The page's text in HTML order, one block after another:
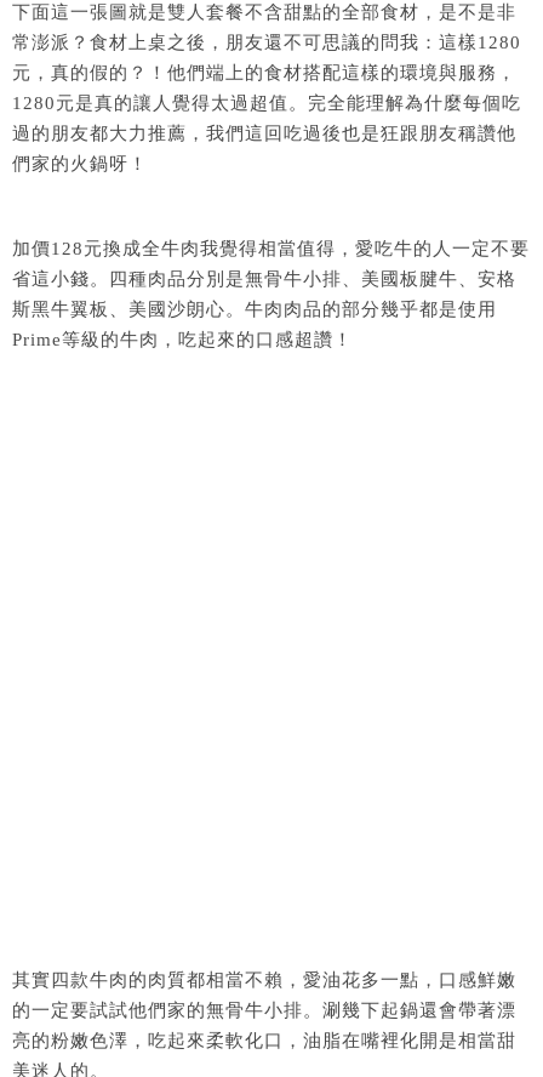
下面這一張圖就是雙人套餐不含甜點的全部食材，是不是非
常澎派？食材上桌之後，朋友還不可思議的問我：這樣1280
元，真的假的？！他們端上的食材搭配這樣的環境與服務，
1280元是真的讓人覺得太過超值。完全能理解為什麼每個吃
過的朋友都大力推薦，我們這回吃過後也是狂跟朋友稱讚他
們家的火鍋呀！
加價128元換成全牛肉我覺得相當值得，愛吃牛的人一定不要
省這小錢。四種肉品分別是無骨牛小排、美國板腱牛、安格
斯黑牛翼板、美國沙朗心。牛肉肉品的部分幾乎都是使用
Prime等級的牛肉，吃起來的口感超讚！
其實四款牛肉的肉質都相當不賴，愛油花多一點，口感鮮嫩
的一定要試試他們家的無骨牛小排。涮幾下起鍋還會帶著漂
亮的粉嫩色澤，吃起來柔軟化口，油脂在嘴裡化開是相當甜
美迷人的。